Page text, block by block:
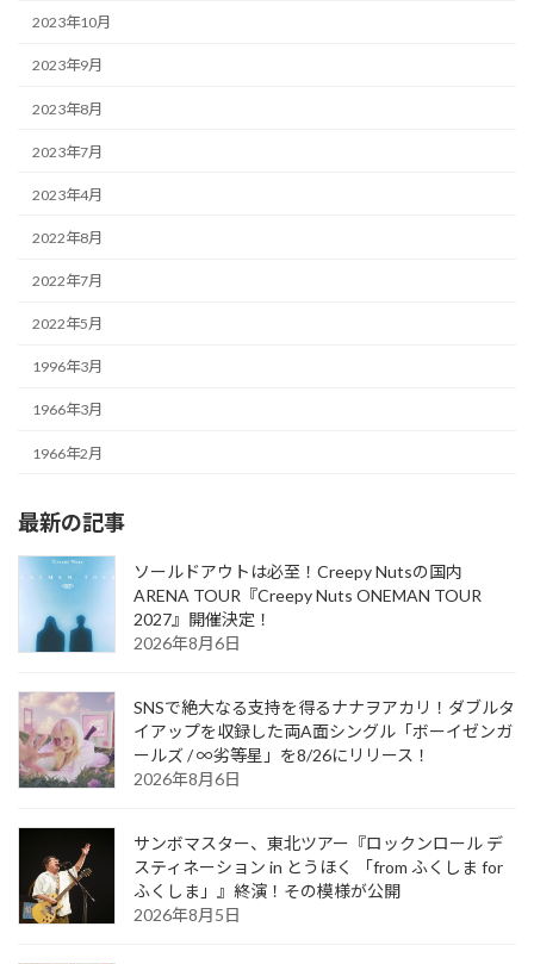
2023年10月
2023年9月
2023年8月
2023年7月
2023年4月
2022年8月
2022年7月
2022年5月
1996年3月
1966年3月
1966年2月
最新の記事
ソールドアウトは必至！Creepy Nutsの国内
ARENA TOUR『Creepy Nuts ONEMAN TOUR
2027』開催決定！
2026年8月6日
SNSで絶大なる支持を得るナナヲアカリ！ダブルタ
イアップを収録した両A面シングル「ボーイゼンガ
ールズ / ∞劣等星」を8/26にリリース！
2026年8月6日
サンボマスター、東北ツアー『ロックンロール デ
スティネーション in とうほく 「from ふくしま for
ふくしま」』終演！その模様が公開
2026年8月5日